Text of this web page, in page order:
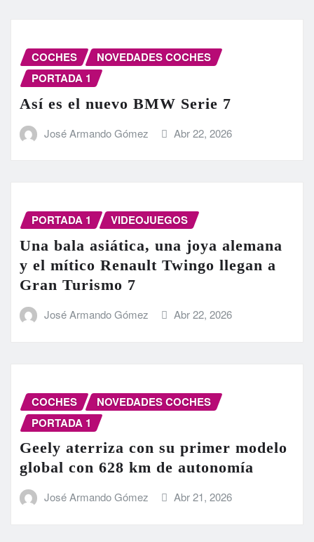
COCHES
NOVEDADES COCHES
PORTADA 1
Así es el nuevo BMW Serie 7
José Armando Gómez Abr 22, 2026
PORTADA 1 VIDEOJUEGOS
Una bala asiática, una joya alemana
y el mítico Renault Twingo llegan a
Gran Turismo 7
José Armando Gómez Abr 22, 2026
COCHES
NOVEDADES COCHES
PORTADA 1
Geely aterriza con su primer modelo
global con 628 km de autonomía
José Armando Gómez Abr 21, 2026